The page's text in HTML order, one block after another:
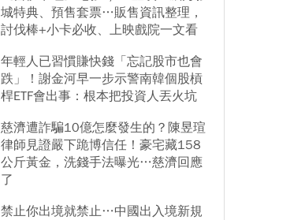
城特典、預售套票…販售資訊整理，
討伐棒+小卡必收、上映戲院一文看
年輕人已習慣賺快錢「忘記股市也會
跌」！謝金河早一步示警南韓個股槓
桿ETF會出事：根本把投資人丟火坑
慈濟遭詐騙10億怎麼發生的？陳昱瑄
律師見證嚴下跪博信任！豪宅藏158
公斤黃金，洗錢手法曝光…慈濟回應
了
禁止你出境就禁止…中國出入境新規